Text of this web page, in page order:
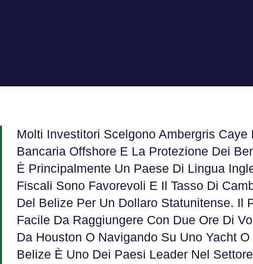
Molti Investitori Scelgono Ambergris Caye
Bancaria Offshore E La Protezione Dei
È Principalmente Un Paese Di Lingua
Fiscali Sono Favorevoli E Il Tasso Di
Del Belize Per Un Dollaro Statunitense. Il
Facile Da Raggiungere Con Due Ore Di
Da Houston O Navigando Su Uno Yacht
Belize È Uno Dei Paesi Leader Nel